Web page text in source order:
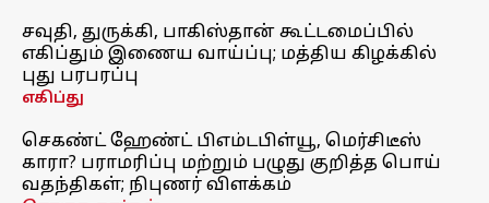
சவுதி, துருக்கி, பாகிஸ்தான் கூட்டமைப்பில்
எகிப்தும் இணைய வாய்ப்பு; மத்திய கிழக்கில்
புது பரபரப்பு
எகிப்து
செகண்ட் ஹேண்ட் பிஎம்டபிள்யூ, மெர்சிடீஸ்
காரா? பராமரிப்பு மற்றும் பழுது குறித்த பொய்
வதந்திகள்; நிபுணர் விளக்கம்